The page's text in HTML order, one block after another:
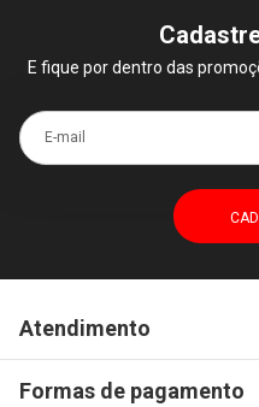
E fique por dentro das
E-mail
Atendimento
Formas de pagamento